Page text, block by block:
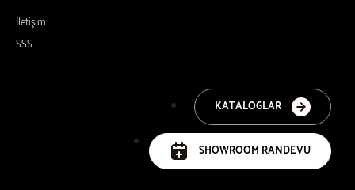
İletişim
SSS
KATALOGLAR
SHOWROOM RANDEVU